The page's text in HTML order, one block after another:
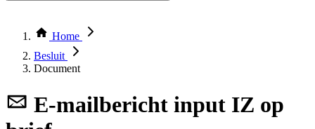
Thema COVID-19
Bekijk per bestuursorgaan
Home
Besluit
Document
E-mailbericht input IZ op